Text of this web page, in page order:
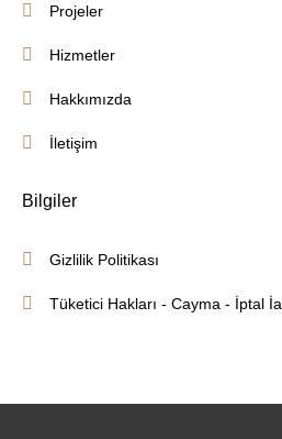
Projeler
Hizmetler
Hakkımızda
İletişim
Bilgiler
Gizlilik Politikası
Tüketici Hakları - Cayma - İptal